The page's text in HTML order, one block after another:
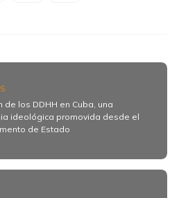
de los DDHH en Cuba, una
ideológica promovida desde el
de Estado